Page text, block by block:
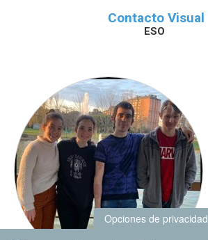
Contacto Visual
ESO
Opciones de privacidad